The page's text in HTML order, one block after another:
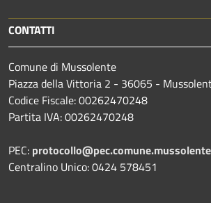
CONTATTI
Comune di Mussolente
Piazza della Vittoria 2 - 36065 -
Codice Fiscale: 00262470248
Partita IVA: 00262470248
PEC:
Centralino Unico: 0424 578451